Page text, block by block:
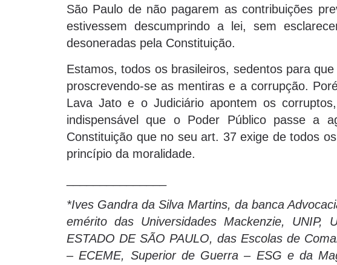
São Paulo de não pagarem as contribuições
estivessem descumprindo a lei, sem
desoneradas pela Constituição.
Estamos, todos os brasileiros, sedentos para
proscrevendo-se as mentiras e a corrupção.
Lava Jato e o Judiciário apontem os
indispensável que o Poder Público passe a
Constituição que no seu art. 37 exige de todos
princípio da moralidade.
*Ives Gandra da Silva Martins, da banca
emérito das Universidades Mackenzie, UNIP,
ESTADO DE SÃO PAULO, das Escolas de
– ECEME, Superior de Guerra – ESG e da